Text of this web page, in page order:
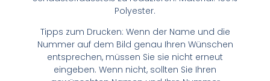
Polyester.
Tipps zum Drucken: Wenn der Name und die
Nummer auf dem Bild genau Ihren Wünschen
entsprechen, müssen Sie sie nicht erneut
eingeben. Wenn nicht, sollten Sie Ihren